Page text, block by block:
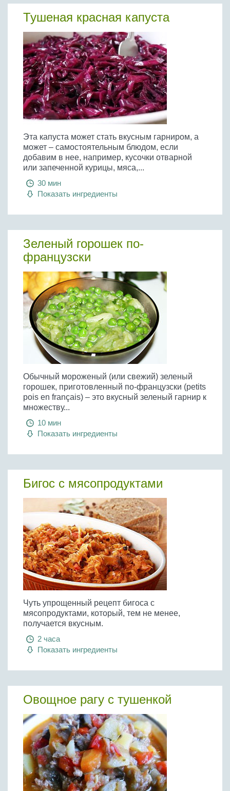
Тушеная красная капуста
Эта капуста может стать вкусным гарниром, а
может – самостоятельным блюдом, если
добавим в нее, например, кусочки отварной
или запеченной курицы, мяса,...
30 мин
Показать ингредиенты
Зеленый горошек по-
французски
Обычный мороженый (или свежий) зеленый
горошек, приготовленный по-французски (petits
pois en français) – это вкусный зеленый гарнир к
множеству...
10 мин
Показать ингредиенты
Бигос с мясопродуктами
Чуть упрощенный рецепт бигоса с
мясопродуктами, который, тем не менее,
получается вкусным.
2 часа
Показать ингредиенты
Овощное рагу с тушенкой